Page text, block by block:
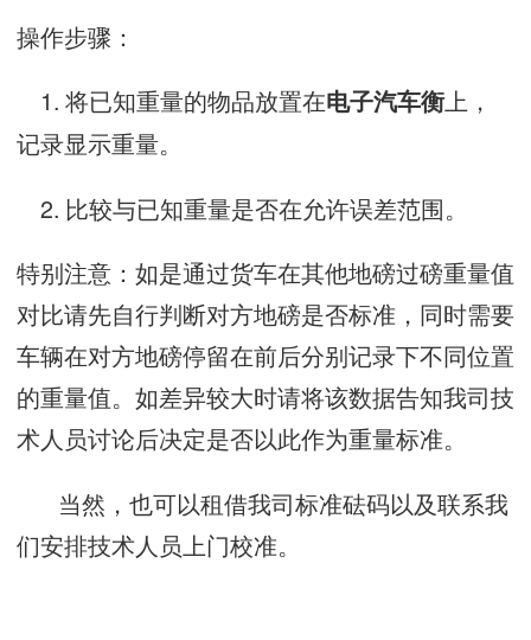
操作步骤：
1. 将已知重量的物品放置在电子汽车衡上，
记录显示重量。
2. 比较与已知重量是否在允许误差范围。
特别注意：如是通过货车在其他地磅过磅重量值
对比请先自行判断对方地磅是否标准，同时需要
车辆在对方地磅停留在前后分别记录下不同位置
的重量值。如差异较大时请将该数据告知我司技
术人员讨论后决定是否以此作为重量标准。
当然，也可以租借我司标准砝码以及联系我
们安排技术人员上门校准。